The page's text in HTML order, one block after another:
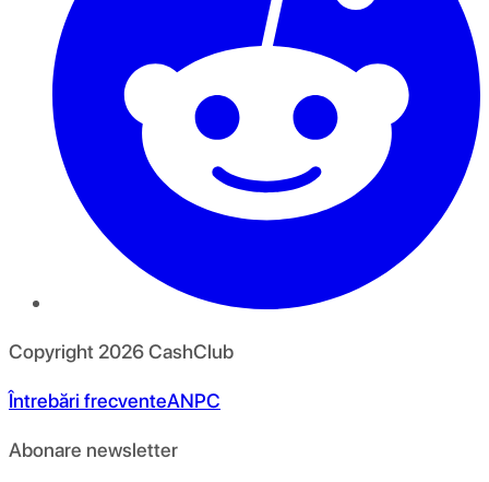
Copyright 2026CashClub
Întrebări frecventeANPC
Abonare newsletter